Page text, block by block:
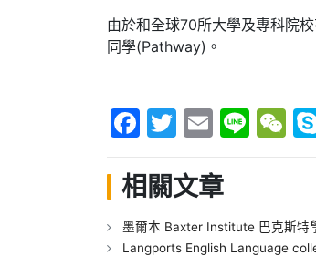
由於和全球70所大學及專科院
同學(Pathway)。
Facebook
Twitter
Email
Line
相關文章
墨爾本 Baxter Institute 巴克斯特
Langports English Language